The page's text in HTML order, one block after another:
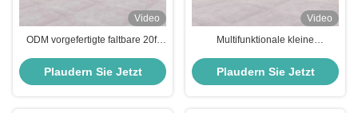
Video
ODM vorgefertigte faltbare 20ft
Panel
Plaudern Sie Jetzt
Video
Multifunktionale kleine
Erdbebensicherer Container
Plaudern Sie Jetzt